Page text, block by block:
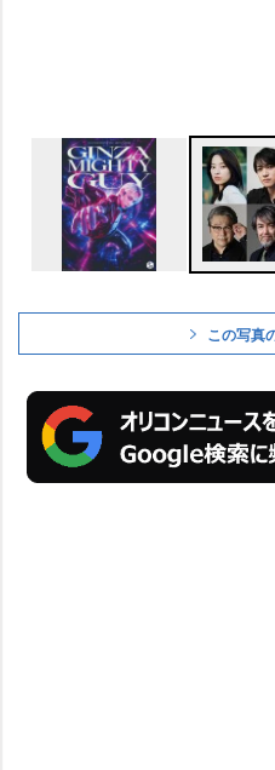
この写真